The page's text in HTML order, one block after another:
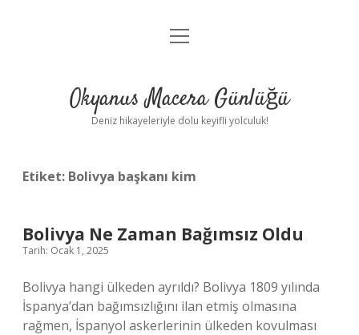
Anasayfa
Yasal Uyarı
menüyü
Okyanus Macera Günlüğü
Deniz hikayeleriyle dolu keyifli yolculuk!
Etiket: Bolivya başkanı kim
Bolivya Ne Zaman Bağımsız Oldu
Tarih: Ocak 1, 2025
Bolivya hangi ülkeden ayrıldı? Bolivya 1809 yılında
İspanya’dan bağımsızlığını ilan etmiş olmasına
rağmen, İspanyol askerlerinin ülkeden kovulması